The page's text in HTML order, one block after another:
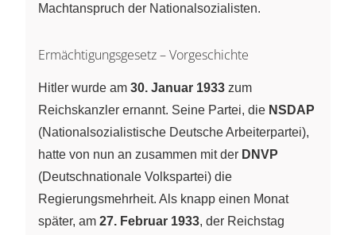
Machtanspruch der Nationalsozialisten.
Ermächtigungsgesetz – Vorgeschichte
Hitler wurde am 30. Januar 1933 zum
Reichskanzler ernannt. Seine Partei, die NSDAP
(Nationalsozialistische Deutsche Arbeiterpartei),
hatte von nun an zusammen mit der DNVP
(Deutschnationale Volkspartei) die
Regierungsmehrheit. Als knapp einen Monat
später, am 27. Februar 1933, der Reichstag